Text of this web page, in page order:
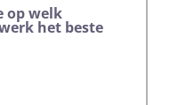
op welk
het beste